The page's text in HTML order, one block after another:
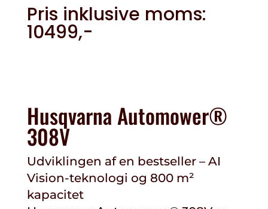
Pris inklusive moms:
10499,-
Husqvarna Automower®
308V
Udviklingen af en bestseller – AI
Vision-teknologi og 800 m²
kapacitet